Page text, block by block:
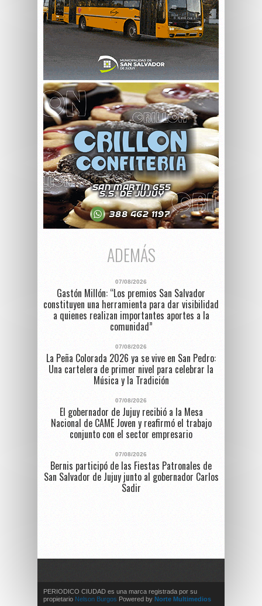
ADEMÁS
07/08/2026
Gastón Millón: “Los premios San Salvador
constituyen una herramienta para dar visibilidad
a quienes realizan importantes aportes a la
comunidad”
07/08/2026
La Peña Colorada 2026 ya se vive en San Pedro:
Una cartelera de primer nivel para celebrar la
Música y la Tradición
07/08/2026
El gobernador de Jujuy recibió a la Mesa
Nacional de CAME Joven y reafirmó el trabajo
conjunto con el sector empresario
07/08/2026
Bernis participó de las Fiestas Patronales de
San Salvador de Jujuy junto al gobernador Carlos
Sadir
PERIODICO CIUDAD es una marca registrada por su
propietario Nelson Burgos Powered by Norte Multimedios